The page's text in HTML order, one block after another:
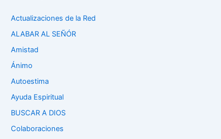
Actualizaciones de la Red
ALABAR AL SEÑÓR
Amistad
Ánimo
Autoestima
Ayuda Espiritual
BUSCAR A DIOS
Colaboraciones